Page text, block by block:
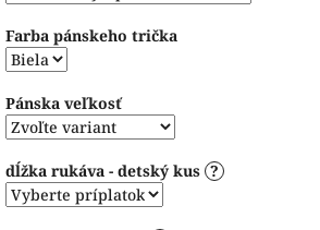
Farba pánskeho trička
Pánska veľkosť
dĺžka rukáva - detský kus ?